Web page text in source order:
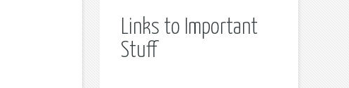
Links to Important
Stuff